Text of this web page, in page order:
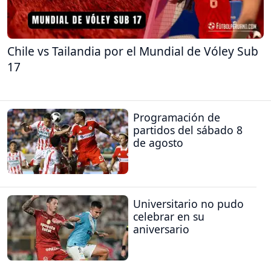
Chile vs Tailandia por el Mundial de Vóley Sub
17
Programación de
partidos del sábado 8
de agosto
Universitario no pudo
celebrar en su
aniversario